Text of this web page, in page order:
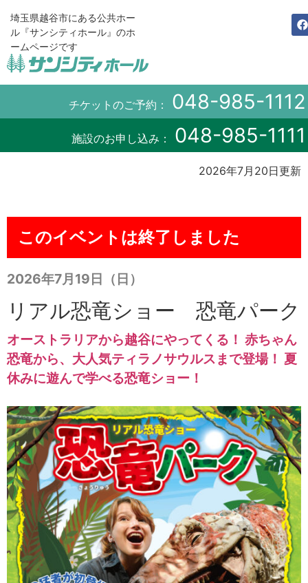
埼玉県越谷市にある公共ホー
ル『サンシティホール』のホ
ームページです
チケットのご予約： 048-985-1112
施設のお申し込み： 048-985-1111
2026年7月20日更新
このイベントは終了しました
2026年7月19日（日）
リアル恐竜ショー 恐竜パーク
オーストラリアから越谷にやってくる！ 赤ちゃん
恐竜から、大人気ティラノサウルスまで登場！ 夏
休みに遊んで学べる恐竜ショー！